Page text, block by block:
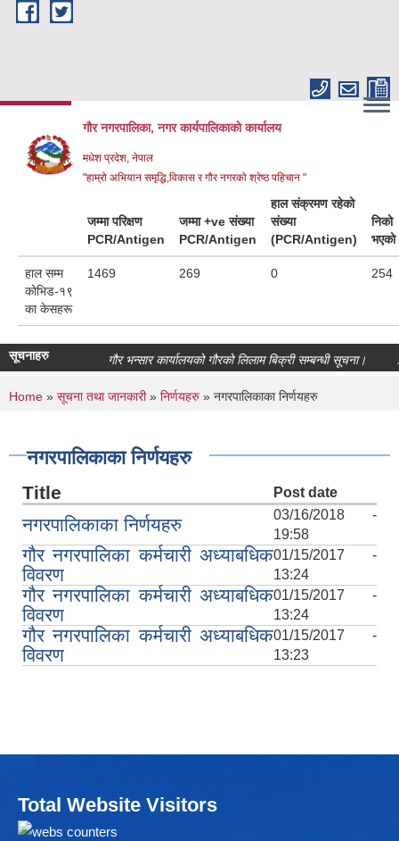
Skip to main content
गौर नगरपालिका, नगर कार्यपालिकाकाे कार्यालय
मधेश प्रदेश, नेपाल
"हाम्रो अभियान समृद्धि,विकास र गौर नगरको श्रेष्ठ पहिचान "
जम्मा परिक्षण
PCR/Antigen
जम्मा +ve संख्या
PCR/Antigen
हाल संक्रमण रहेको
संख्या
(PCR/Antigen)
निको
भएको
हाल सम्म
कोभिड-१९
का केसहरू
1469 269 0 254
सूचनाहरु गौर भन्सार कार्यालयको गौरको लिलाम बिक्री सम्बन्धी सूचना।
You are here
Home » सूचना तथा जानकारी» निर्णयहरु » नगरपालिकाका निर्णयहरु
नगरपालिकाका निर्णयहरु
Title Post date
नगरपालिकाका निर्णयहरु
03/16/2018 -
19:58
गौर नगरपालिका कर्मचारी अध्याबधिक
विवरण
01/15/2017 -
13:24
गौर नगरपालिका कर्मचारी अध्याबधिक
विवरण
01/15/2017 -
13:24
गौर नगरपालिका कर्मचारी अध्याबधिक
विवरण
01/15/2017 -
13:23
Total Website Visitors